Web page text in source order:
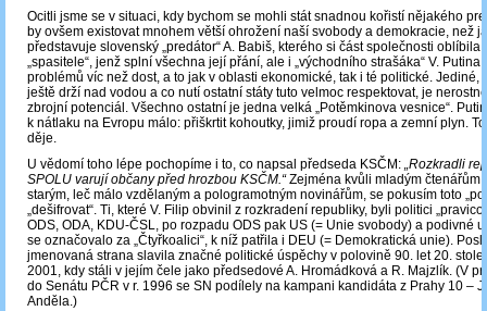
Ocitli jsme se v situaci, kdy bychom se mohli stát snadnou kořistí nějakého
by ovšem existovat mnohem větší ohrožení naší svobody a demokracie, než
představuje slovenský „predátor“ A. Babiš, kterého si část společnosti oblíbila
„spasitele“, jenž splní všechna její přání, ale i „východního strašáka“ V.
problémů víc než dost, a to jak v oblasti ekonomické, tak i té politické. Jediné,
ještě drží nad vodou a co nutí ostatní státy tuto velmoc respektovat, je
zbrojní potenciál. Všechno ostatní je jedna velká „Potěmkinova vesnice“.
k nátlaku na Evropu málo: přiškrtit kohoutky, jimiž proudí ropa a zemní plyn.
děje.
U vědomí toho lépe pochopíme i to, co napsal předseda KSČM: „Rozkradli
SPOLU varují občany před hrozbou KSČM.“Zejména kvůli mladým čtenářům
starým, leč málo vzdělaným a pologramotným novinářům, se pokusím toto
„dešifrovat“. Ti, které V. Filip obvinil z rozkradení republiky, byli politici
ODS, ODA, KDU-ČSL, po rozpadu ODS pak US (= Unie svobody) a podivné
se označovalo za „Čtyřkoalici“, k níž patřila i DEU (= Demokratická unie).
jmenovaná strana slavila značné politické úspěchy v polovině 90. let 20.
2001, kdy stáli v jejím čele jako předsedové A. Hromádková a R. Majzlík. (V
do Senátu PČR v r. 1996 se SN podílely na kampani kandidáta z Prahy 10 –
Anděla.)